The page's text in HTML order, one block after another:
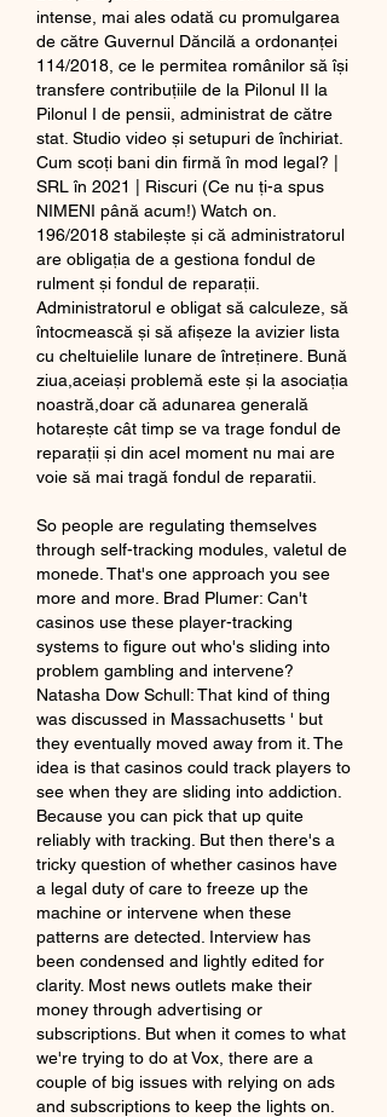
intense, mai ales odată cu promulgarea
de către Guvernul Dăncilă a ordonanței
114/2018, ce le permitea românilor să își
transfere contribuțiile de la Pilonul II la
Pilonul I de pensii, administrat de către
stat. Studio video și setupuri de închiriat.
Cum scoți bani din firmă în mod legal? |
SRL în 2021 | Riscuri (Ce nu ți-a spus
NIMENI până acum!) Watch on.
196/2018 stabilește și că administratorul
are obligația de a gestiona fondul de
rulment și fondul de reparații.
Administratorul e obligat să calculeze, să
întocmească și să afișeze la avizier lista
cu cheltuielile lunare de întreținere. Bună
ziua,aceiași problemă este și la asociația
noastră,doar că adunarea generală
hotarește cât timp se va trage fondul de
reparații și din acel moment nu mai are
voie să mai tragă fondul de reparatii.
So people are regulating themselves
through self-tracking modules, valetul de
monede. That's one approach you see
more and more. Brad Plumer: Can't
casinos use these player-tracking
systems to figure out who's sliding into
problem gambling and intervene?
Natasha Dow Schull: That kind of thing
was discussed in Massachusetts ' but
they eventually moved away from it. The
idea is that casinos could track players to
see when they are sliding into addiction.
Because you can pick that up quite
reliably with tracking. But then there's a
tricky question of whether casinos have
a legal duty of care to freeze up the
machine or intervene when these
patterns are detected. Interview has
been condensed and lightly edited for
clarity. Most news outlets make their
money through advertising or
subscriptions. But when it comes to what
we're trying to do at Vox, there are a
couple of big issues with relying on ads
and subscriptions to keep the lights on.